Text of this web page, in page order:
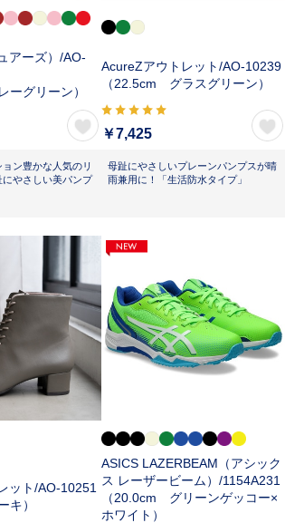
アーズ）/AO-
ーグリーン）
ン豊かな人気のリ
やさしい美パンプ
AcureZアウトレット/AO-10239
（22.5cm グラスグリーン）
￥7,425
母趾にやさしいプレーンパンプスが晴
雨兼用に！「生活防水タイプ」
ット/AO-10251
キ）
ASICS LAZERBEAM（アシック
ス レーザービーム）/1154A231
（20.0cm グリーンゲッコー×
ホワイト）